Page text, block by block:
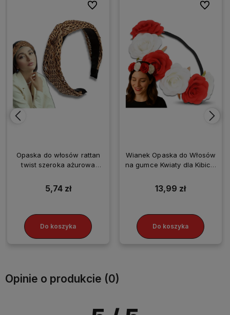
Opaska do włosów rattan
twist szeroka ażurowa
5,74 zł
Do koszyka
Do ulubionych
Do ulubionych
Wianek Opaska do Włosów
na gumce Kwiaty dla Kibicki
13,99 zł
Do koszyka
Do
Do
Opinie o produkcie (0)